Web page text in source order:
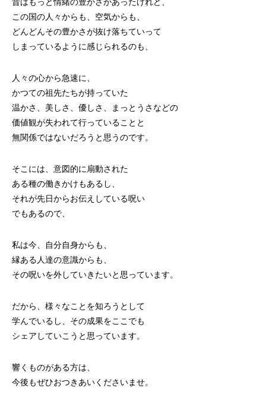
この国の人々からも、空気からも、
どんどんその豊かさが抜け落ちていって
しまっているように感じられるのも、
人々の心から急速に、
かつての祖先たちが持っていた
温かさ、美しさ、優しさ、まっとうさなどの
価値観が失われて行っていることと
無関係ではないだろうと思うのです。
そこには、意図的に扇動された
ある種の働きかけもあるし、
それが先日からお伝えしている呪い
でもあるので、
私は今、自分自身からも、
縁ある人達の意識からも、
その呪いを外していきたいと思っています。
だから、様々なことを知ろうとして
学んでいるし、その成果をここでも
シェアしていこうと思っています。
響くものがある方は、
今後もぜひおつきあいくださいませ。